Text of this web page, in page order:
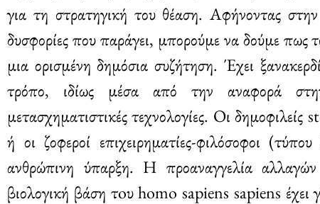
για τη στρατηγική του θέαση. Αφήνοντας
δυσφορίες που παράγει, μπορούμε να δούμε πως
μια ορισμένη δημόσια συζήτηση. Έχει
τρόπο, ιδίως μέσα από την αναφορά
μετασχηματιστικές τεχνολογίες. Οι
ή οι ζοφεροί επιχειρηματίες-φιλόσοφοι
ανθρώπινη ύπαρξη. Η προαναγγελία
βιολογική βάση τoυ homo sapiens sapiens έχει